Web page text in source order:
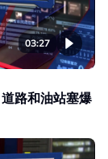
03:27
路和油站塞爆